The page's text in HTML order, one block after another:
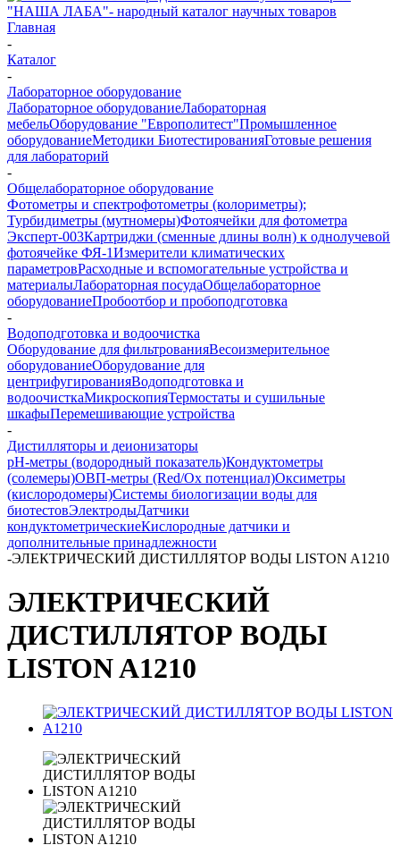
"НАША ЛАБА"- народный каталог научных товаров
Главная
-
Каталог
-
Лабораторное оборудование
Лабораторное оборудованиеЛабораторная
мебельОборудование "Европолитест"Промышленное
оборудованиеМетодики БиотестированияГотовые решения
для лабораторий
-
Общелабораторное оборудование
Фотометры и спектрофотометры (колориметры);
Турбидиметры (мутномеры)Фотоячейки для фотометра
Эксперт-003Картриджи (сменные длины волн) к однолучевой
фотоячейке ФЯ-1Измерители климатических
параметровРасходные и вспомогательные устройства и
материалыЛабораторная посудаОбщелабораторное
оборудованиеПробоотбор и пробоподготовка
-
Водоподготовка и водоочистка
Оборудование для фильтрованияВесоизмерительное
оборудованиеОборудование для
центрифугированияВодоподготовка и
водоочисткаМикроскопияТермостаты и сушильные
шкафыПеремешивающие устройства
-
Дистилляторы и деионизаторы
pH-метры (водородный показатель)Кондуктометры
(солемеры)ОВП-метры (Red/Ox потенциал)Оксиметры
(кислородомеры)Системы биологизации воды для
биотестовЭлектродыДатчики
кондуктометрическиеКислородные датчики и
дополнительные принадлежности
-ЭЛЕКТРИЧЕСКИЙ ДИСТИЛЛЯТОР ВОДЫ LISTON A1210
ЭЛЕКТРИЧЕСКИЙ
ДИСТИЛЛЯТОР ВОДЫ
LISTON A1210